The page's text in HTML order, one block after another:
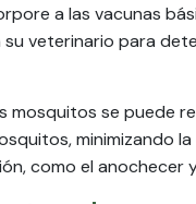
a las vacunas
su veterinario para
mosquitos se puede
minimizando
como el anochecer